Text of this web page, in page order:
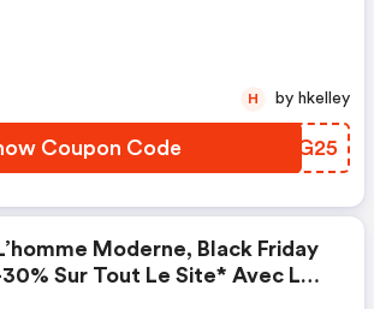
Coupon Code IYJG25
H by hkelley
Moderne, Black Friday
Sur Tout Le Site* Avec Le